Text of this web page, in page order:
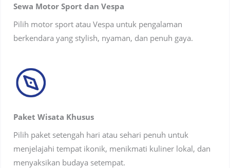
Sewa Motor Sport dan Vespa
Pilih motor sport atau Vespa untuk pengalaman
berkendara yang stylish, nyaman, dan penuh gaya.
Paket Wisata Khusus
Pilih paket setengah hari atau sehari penuh untuk
menjelajahi tempat ikonik, menikmati kuliner lokal, dan
menyaksikan budaya setempat.